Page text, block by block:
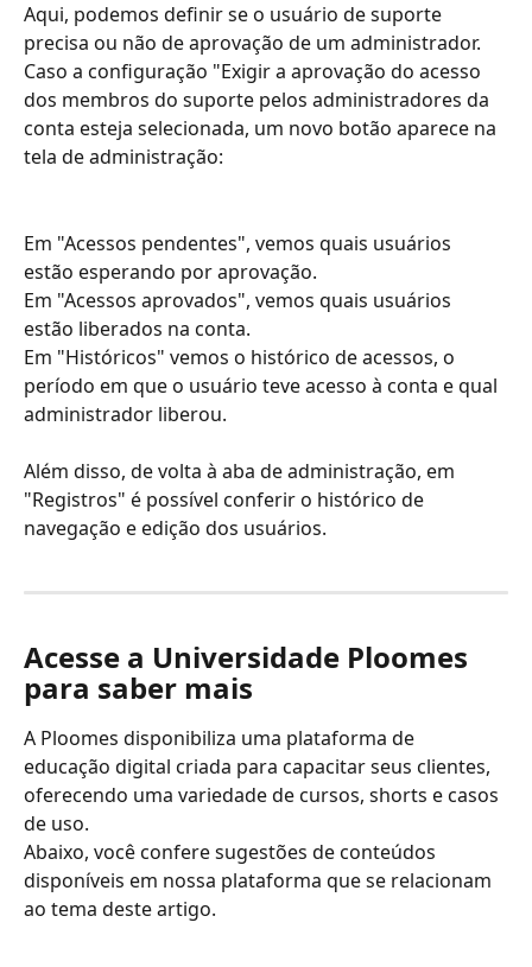
Aqui, podemos definir se o usuário de suporte
precisa ou não de aprovação de um administrador.
Caso a configuração "Exigir a aprovação do acesso
dos membros do suporte pelos administradores da
conta esteja selecionada, um novo botão aparece na
tela de administração:
Em "Acessos pendentes", vemos quais usuários
estão esperando por aprovação.
Em "Acessos aprovados", vemos quais usuários
estão liberados na conta.
Em "Históricos" vemos o histórico de acessos, o
período em que o usuário teve acesso à conta e qual
administrador liberou.
Além disso, de volta à aba de administração, em
"Registros" é possível conferir o histórico de
navegação e edição dos usuários.
Acesse a Universidade Ploomes
para saber mais
A Ploomes disponibiliza uma plataforma de
educação digital criada para capacitar seus clientes,
oferecendo uma variedade de cursos, shorts e casos
de uso.
Abaixo, você confere sugestões de conteúdos
disponíveis em nossa plataforma que se relacionam
ao tema deste artigo.